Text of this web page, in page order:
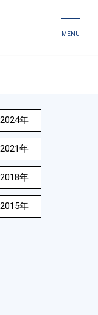
MENU
2024年
2021年
2018年
2015年